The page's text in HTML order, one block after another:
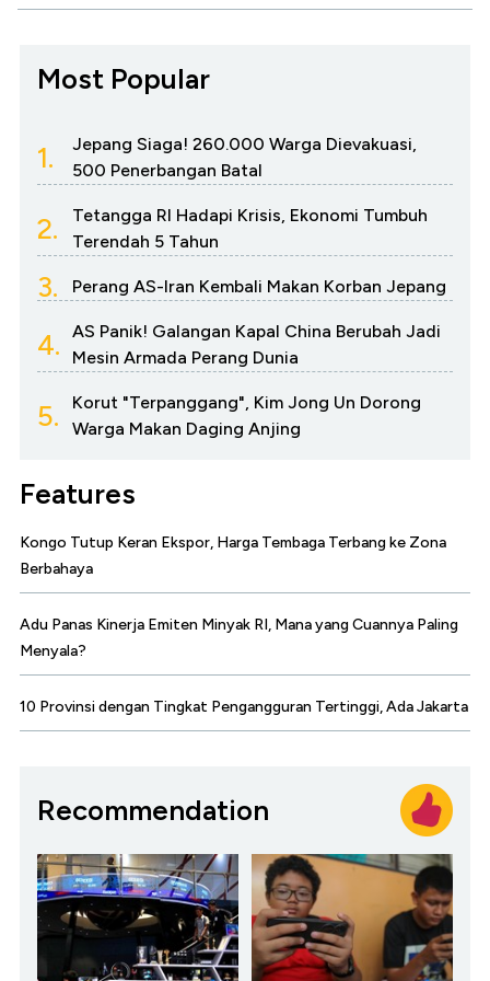
Most Popular
1.
Jepang Siaga! 260.000 Warga Dievakuasi,
500 Penerbangan Batal
2.
Tetangga RI Hadapi Krisis, Ekonomi Tumbuh
Terendah 5 Tahun
3. Perang AS-Iran Kembali Makan Korban Jepang
4.
AS Panik! Galangan Kapal China Berubah Jadi
Mesin Armada Perang Dunia
5.
Korut "Terpanggang", Kim Jong Un Dorong
Warga Makan Daging Anjing
Features
Kongo Tutup Keran Ekspor, Harga Tembaga Terbang ke Zona
Berbahaya
Adu Panas Kinerja Emiten Minyak RI, Mana yang Cuannya Paling
Menyala?
10 Provinsi dengan Tingkat Pengangguran Tertinggi, Ada Jakarta
Recommendation